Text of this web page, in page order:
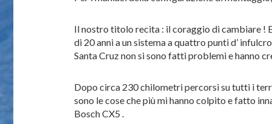
Il nostro titolo recita : il coraggio di cambiare !
di 20 anni a un sistema a quattro punti d’
Santa Cruz non si sono fatti problemi e hanno
Dopo circa 230 chilometri percorsi su tutti i
sono le cose che più mi hanno colpito e fatto
Bosch CX5 .